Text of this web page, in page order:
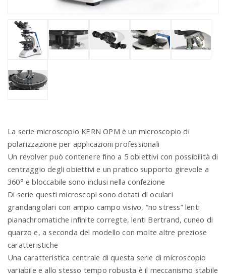
La serie microscopio KERN OPM è un microscopio di
polarizzazione per applicazioni professionali
Un revolver può contenere fino a 5 obiettivi con possibilità di
centraggio degli obiettivi e un pratico supporto girevole a
360° e bloccabile sono inclusi nella confezione
Di serie questi microscopi sono dotati di oculari
grandangolari con ampio campo visivo, “no stress” lenti
pianachromatiche infinite corregte, lenti Bertrand, cuneo di
quarzo e, a seconda del modello con molte altre preziose
caratteristiche
Una caratteristica centrale di questa serie di microscopio
variabile e allo stesso tempo robusta è il meccanismo stabile